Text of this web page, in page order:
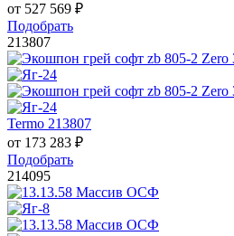
от 527 569 ₽
Подобрать
213807
Termo 213807
от 173 283 ₽
Подобрать
214095